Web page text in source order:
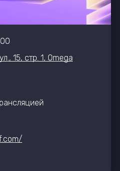
15, стр. 1, Omega